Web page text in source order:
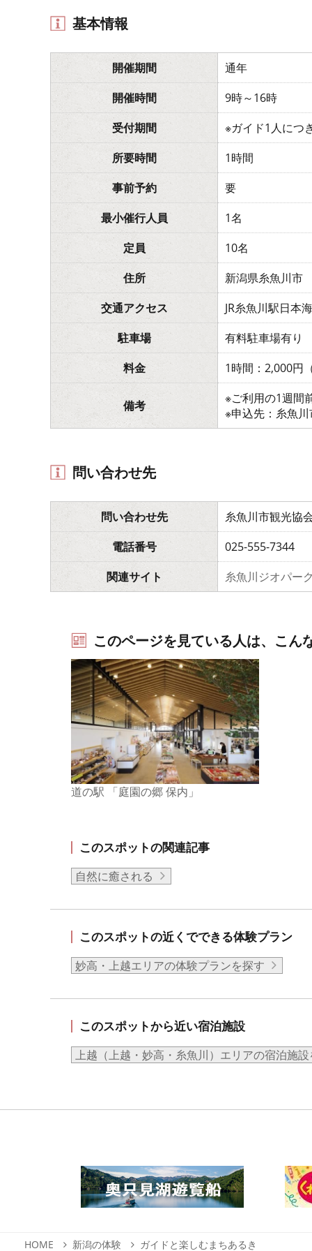
基本情報
開催期間
通年
開催時間
9時～16時
受付期間
※ガイド1人につ
所要時間
1時間
事前予約
要
最小催行人員
1名
定員
10名
住所
新潟県糸魚川市
交通アクセス
JR糸魚川駅日本
駐車場
有料駐車場有り
料金
1時間：2,000円
備考
※ご利用の1週間
※申込先：糸魚
問い合わせ先
問い合わせ先
糸魚川市観光協
電話番号
025-555-7344
関連サイト
糸魚川ジオパー
このページを見ている人は、こん
道の駅 「庭園の郷 保内」
このスポットの関連記事
自然に癒される
このスポットの近くでできる体験プラン
妙高・上越エリアの体験プランを探す
このスポットから近い宿泊施設
上越（上越・妙高・糸魚川）エリアの宿泊施設
HOME 新潟の体験 ガイドと楽しむまちあるき